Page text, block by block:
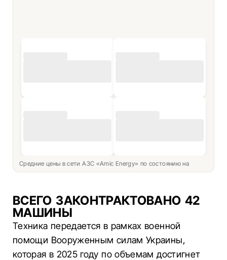
Средние цены в сети АЗС «Amic Energy» по состоянию на
ВСЕГО ЗАКОНТРАКТОВАНО 42
МАШИНЫ
Техника передается в рамках военной
помощи Вооруженным силам Украины,
которая в 2025 году по объемам достигнет